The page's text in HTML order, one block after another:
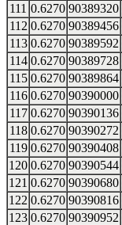
111 0.6270 90389320
112 0.6270 90389456
113 0.6270 90389592
114 0.6270 90389728
115 0.6270 90389864
116 0.6270 90390000
117 0.6270 90390136
118 0.6270 90390272
119 0.6270 90390408
120 0.6270 90390544
121 0.6270 90390680
122 0.6270 90390816
123 0.6270 90390952